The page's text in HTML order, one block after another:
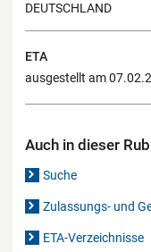
DEUTSCHLAND
ETA
ausgestellt am
Auch in dieser
Suche
Zulassungs- und
ETA-Verzeichnisse